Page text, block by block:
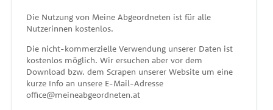
MEINE ABGEORDNETEN
unterstützt von
Die Nutzung von Meine Abgeordneten ist für alle
Nutzerinnen kostenlos.
Die nicht-kommerzielle Verwendung unserer Daten ist
kostenlos möglich. Wir ersuchen aber vor dem
Download bzw. dem Scrapen unserer Website um eine
kurze Info an unsere E-Mail-Adresse
office@meineabgeordneten.at